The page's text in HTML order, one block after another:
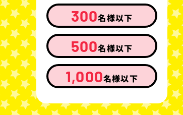
300名様以下
500名様以下
1,000名様以下